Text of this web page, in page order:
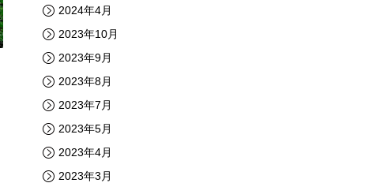
2024年4月
2023年10月
2023年9月
2023年8月
2023年7月
2023年5月
2023年4月
2023年3月